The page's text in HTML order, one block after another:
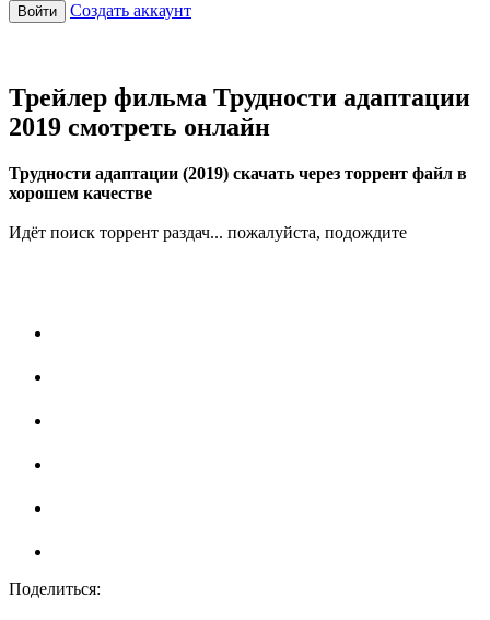
Войти Создать аккаунт
Трейлер фильма Трудности адаптации
2019 смотреть онлайн
Трудности адаптации (2019) скачать через торрент файл в
хорошем качестве
Идёт поиск торрент раздач... пожалуйста, подождите
Поделиться: